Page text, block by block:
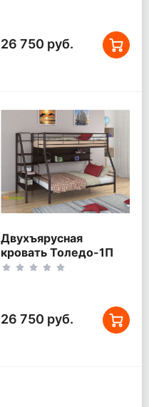
26 750 руб.
Двухъярусная
кровать Толедо-1П
Коричневый/Венге
26 750 руб.